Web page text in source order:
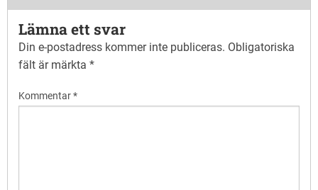
Lämna ett svar
Din e-postadress kommer inte publiceras. Obligatoriska
fält är märkta *
Kommentar*